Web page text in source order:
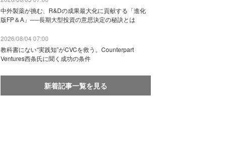
中外製薬が挑む、R&Dの成果最大化に貢献する「進化
版FP＆A」──長期大型投資の意思決定の秘訣とは
2026/08/04 07:00
教科書にない“実践知”がCVCを救う。Counterpart
Ventures西条氏に聞く成功の条件
新着記事一覧を見る